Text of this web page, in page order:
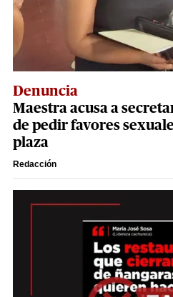
Denuncia
Maestra acusa a
de pedir favores
plaza
Redacción